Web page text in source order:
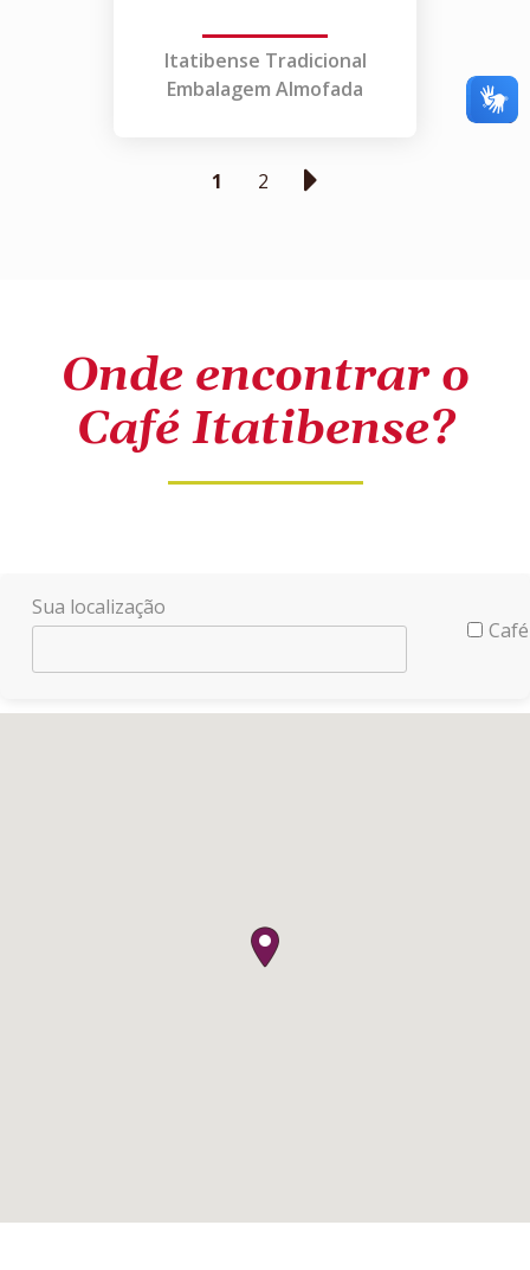
Itatibense Tradicional
Embalagem Almofada
1 2
Onde encontrar o
Café Itatibense?
Sua localização